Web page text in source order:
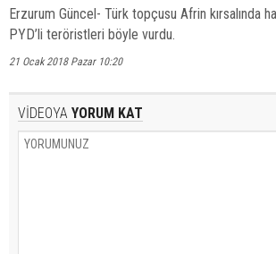
Erzurum Güncel- Türk topçusu Afrin kırsalında
PYD’li teröristleri böyle vurdu.
21 Ocak 2018 Pazar 10:20
VİDEOYA YORUM KAT